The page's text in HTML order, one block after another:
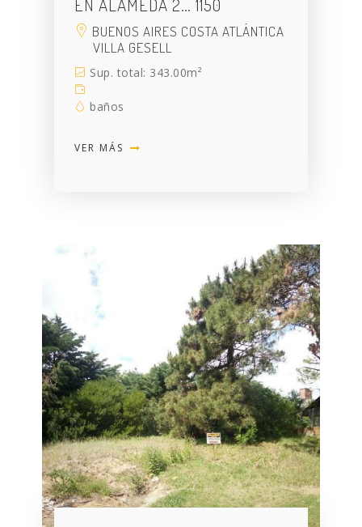
EN ALAMEDA 2… 1150
BUENOS AIRES COSTA ATLÁNTICA
VILLA GESELL
Sup. total: 343.00m²
baños
VER MÁS